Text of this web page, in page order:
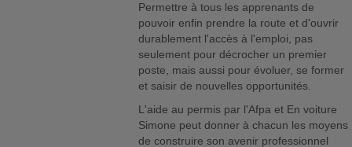
Permettre à tous les apprenants de
pouvoir enfin prendre la route et d'ouvrir
durablement l'accès à l'emploi, pas
seulement pour décrocher un premier
poste, mais aussi pour évoluer, se former
et saisir de nouvelles opportunités.
L'aide au permis par l'Afpa et En voiture
Simone peut donner à chacun les moyens
de construire son avenir professionnel